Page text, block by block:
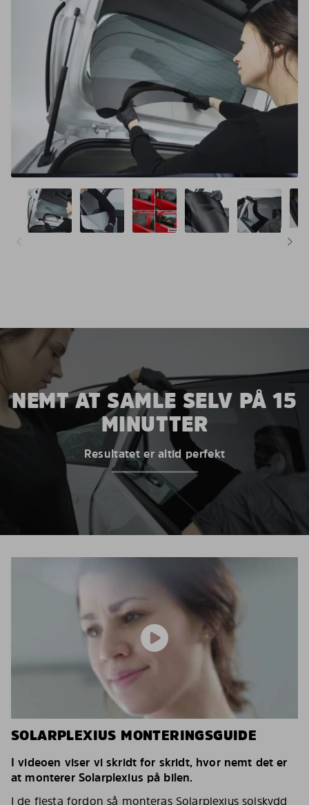
NEMT AT SAMLE SELV PÅ 15
MINUTTER
Resultatet er altid perfekt
SOLARPLEXIUS MONTERINGSGUIDE
I videoen viser vi skridt for skridt, hvor nemt det er
at monterer Solarplexius på bilen.
I de flesta fordon så monteras Solarplexius solskydd